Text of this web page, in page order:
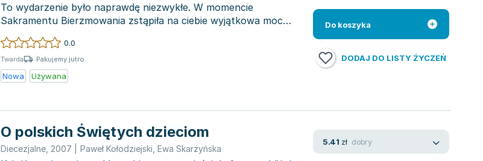
To wydarzenie było naprawdę niezwykłe. W momencie
Sakramentu Bierzmowania zstąpiła na ciebie wyjątkowa moc
Ducha Świętego, porówny...
0.0
Twarda Pakujemy jutro
Nowa Używana
Do koszyka
DODAJ DO LISTY ŻYCZEŃ
O polskich Świętych dzieciom
Diecezjalne 2007 Paweł Kołodziejski Ewa Skarżyńska
5.41 zł dobry